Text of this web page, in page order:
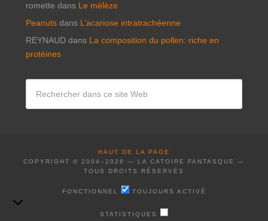
romette dans Le mélèze
Peanutsdans L’acariose intratrachéenne
REYNAUDdans La composition du pollen: riche en
protéines
HAUT DE LA PAGE
COPYRIGHT © 2004–2026 — LA CATOIRE FANTASQUE —
TOUS DROITS RÉSERVÉS
FONCTIONNEL FONCTIONNEL
TOUJOURS ACTIVÉ
STATISTIQUES STATISTIQUES